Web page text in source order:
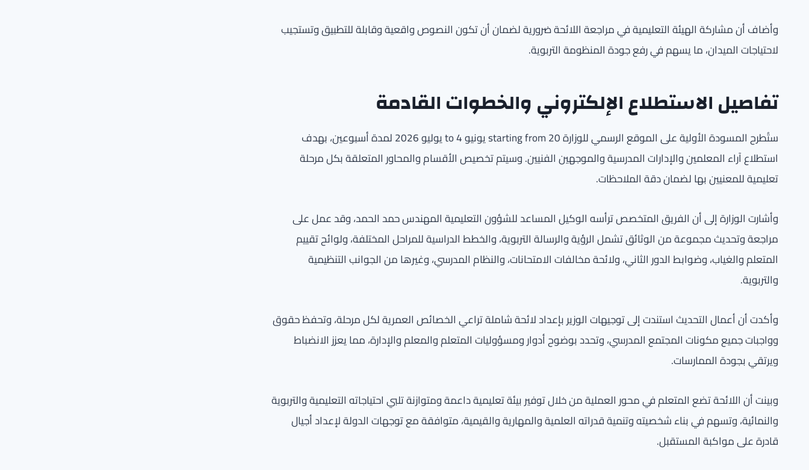
وأضاف أن مشاركة الهيئة التعليمية في مراجعة اللائحة ضرورية لضمان أن تكون النصوص واقعية وقابلة للتطبيق وتستجيب
لاحتياجات الميدان، ما يسهم في رفع جودة المنظومة التربوية.
تفاصيل الاستطلاع الإلكتروني والخطوات القادمة
ستُطرح المسودة الأولية على الموقع الرسمي للوزارة starting from 20 يونيو to 4 يوليو 2026 لمدة أسبوعين، بهدف
استطلاع آراء المعلمين والإدارات المدرسية والموجهين الفنيين. وسيتم تخصيص الأقسام والمحاور المتعلقة بكل مرحلة
تعليمية للمعنيين بها لضمان دقة الملاحظات.
وأشارت الوزارة إلى أن الفريق المتخصص ترأسه الوكيل المساعد للشؤون التعليمية المهندس حمد الحمد، وقد عمل على
مراجعة وتحديث مجموعة من الوثائق تشمل الرؤية والرسالة التربوية، والخطط الدراسية للمراحل المختلفة، ولوائح تقييم
المتعلم والغياب، وضوابط الدور الثاني، ولائحة مخالفات الامتحانات، والنظام المدرسي، وغيرها من الجوانب التنظيمية
والتربوية.
وأكدت أن أعمال التحديث استندت إلى توجيهات الوزير بإعداد لائحة شاملة تراعي الخصائص العمرية لكل مرحلة، وتحفظ حقوق
وواجبات جميع مكونات المجتمع المدرسي، وتحدد بوضوح أدوار ومسؤوليات المتعلم والمعلم والإدارة، مما يعزز الانضباط
ويرتقي بجودة الممارسات.
وبينت أن اللائحة تضع المتعلم في محور العملية من خلال توفير بيئة تعليمية داعمة ومتوازنة تلبي احتياجاته التعليمية والتربوية
والنمائية، وتسهم في بناء شخصيته وتنمية قدراته العلمية والمهارية والقيمية، متوافقة مع توجهات الدولة لإعداد أجيال
قادرة على مواكبة المستقبل.